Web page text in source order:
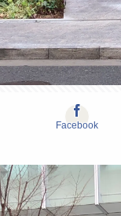
Facebook